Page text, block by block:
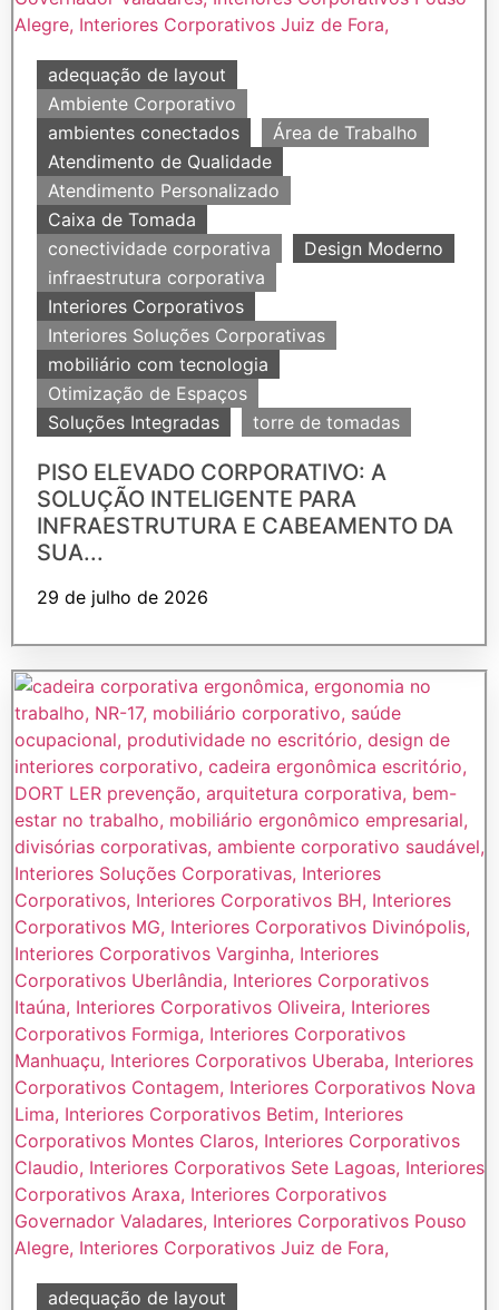
adequação de layout
Ambiente Corporativo
ambientes conectados
Área de Trabalho
Atendimento de Qualidade
Atendimento Personalizado
Caixa de Tomada
conectividade corporativa
Design Moderno
infraestrutura corporativa
Interiores Corporativos
Interiores Soluções Corporativas
mobiliário com tecnologia
Otimização de Espaços
Soluções Integradas
torre de tomadas
PISO ELEVADO CORPORATIVO: A
SOLUÇÃO INTELIGENTE PARA
INFRAESTRUTURA E CABEAMENTO DA
SUA...
29 de julho de 2026
adequação de layout